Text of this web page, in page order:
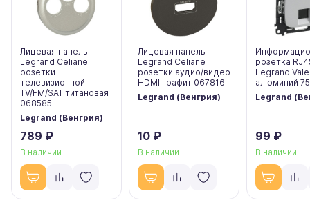
Лицевая панель
Legrand Celiane
розетки
телевизионной
TV/FM/SAT титановая
068585
Legrand (Венгрия)
789 ₽
В наличии
Лицевая панель
Legrand Celiane
розетки аудио/видео
HDMI графит 067816
Legrand (Венгрия)
10 ₽
В наличии
розетка
Legrand
алюминий
Legrand
99 ₽
В наличии